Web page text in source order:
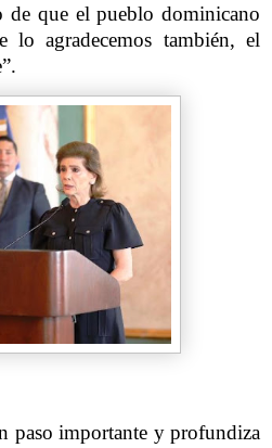
de que el pueblo dominicano
lo agradecemos también, el
paso importante y profundiza